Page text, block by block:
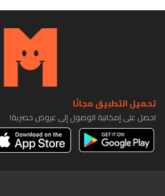
تحميل التطبيق مجانًا
احصل على إمكانية الوصول إلى عروض حصرية!